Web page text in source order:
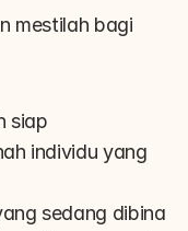
mestilah bagi
siap
individu yang
sedang dibina